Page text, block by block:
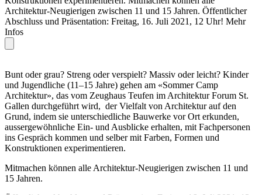
Architektur-Neugierigen zwischen 11 und 15 Jahren. Öffentlicher
Abschluss und Präsentation: Freitag, 16. Juli 2021, 12 Uhr! Mehr
Infos
Bunt oder grau? Streng oder verspielt? Massiv oder leicht? Kinder
und Jugendliche (11–15 Jahre) gehen am «Sommer Camp
Architektur», das vom Zeughaus Teufen im Architektur Forum St.
Gallen durchgeführt wird, der Vielfalt von Architektur auf den
Grund, indem sie unterschiedliche Bauwerke vor Ort erkunden,
aussergewöhnliche Ein- und Ausblicke erhalten, mit Fachpersonen
ins Gespräch kommen und selber mit Farben, Formen und
Konstruktionen experimentieren.
Mitmachen können alle Architektur-Neugierigen zwischen 11 und
15 Jahren.